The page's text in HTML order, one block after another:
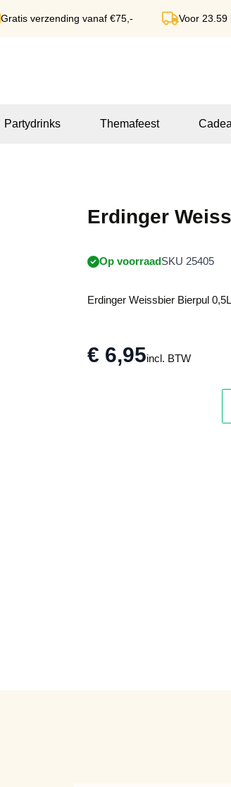
Gratis verzending vanaf €75,- Voor 23.59
Partydrinks Themafeest
Erdinger
Op voorraadSKU 25405
Erdinger Weissbier Bierpul 0,5L
€ 6,95incl. BTW